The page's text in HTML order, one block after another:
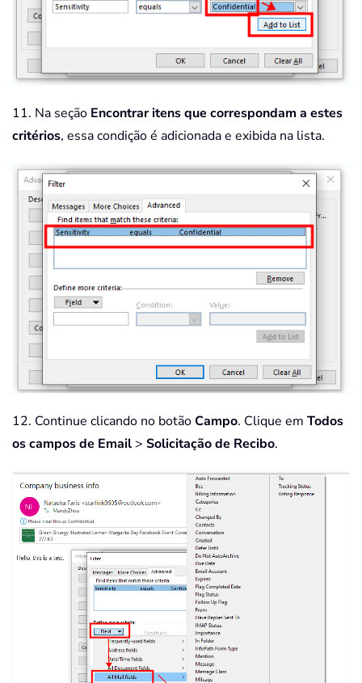
11. Na seção Encontrar itens que correspondam a estes
critérios, essa condição é adicionada e exibida na lista.
12. Continue clicando no botãoCampo. Clique em Todos
os campos de Email > Solicitação de Recibo.